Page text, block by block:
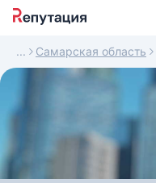
Самарская область